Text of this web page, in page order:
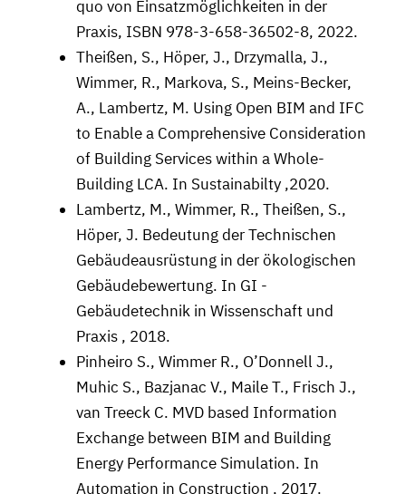
quo von Einsatzmöglichkeiten in der
Praxis, ISBN 978-3-658-36502-8, 2022.
Theißen, S., Höper, J., Drzymalla, J.,
Wimmer, R., Markova, S., Meins-Becker,
A., Lambertz, M. Using Open BIM and IFC
to Enable a Comprehensive Consideration
of Building Services within a Whole-
Building LCA. In Sustainabilty ,2020.
Lambertz, M., Wimmer, R., Theißen, S.,
Höper, J. Bedeutung der Technischen
Gebäudeausrüstung in der ökologischen
Gebäudebewertung. In GI -
Gebäudetechnik in Wissenschaft und
Praxis , 2018.
Pinheiro S., Wimmer R., O’Donnell J.,
Muhic S., Bazjanac V., Maile T., Frisch J.,
van Treeck C. MVD based Information
Exchange between BIM and Building
Energy Performance Simulation. In
Automation in Construction , 2017.